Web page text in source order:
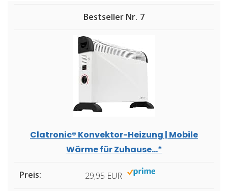
7
Clatronic® Konvektor-Heizung | Mobile
Wärme für Zuhause...*
29,95 EUR